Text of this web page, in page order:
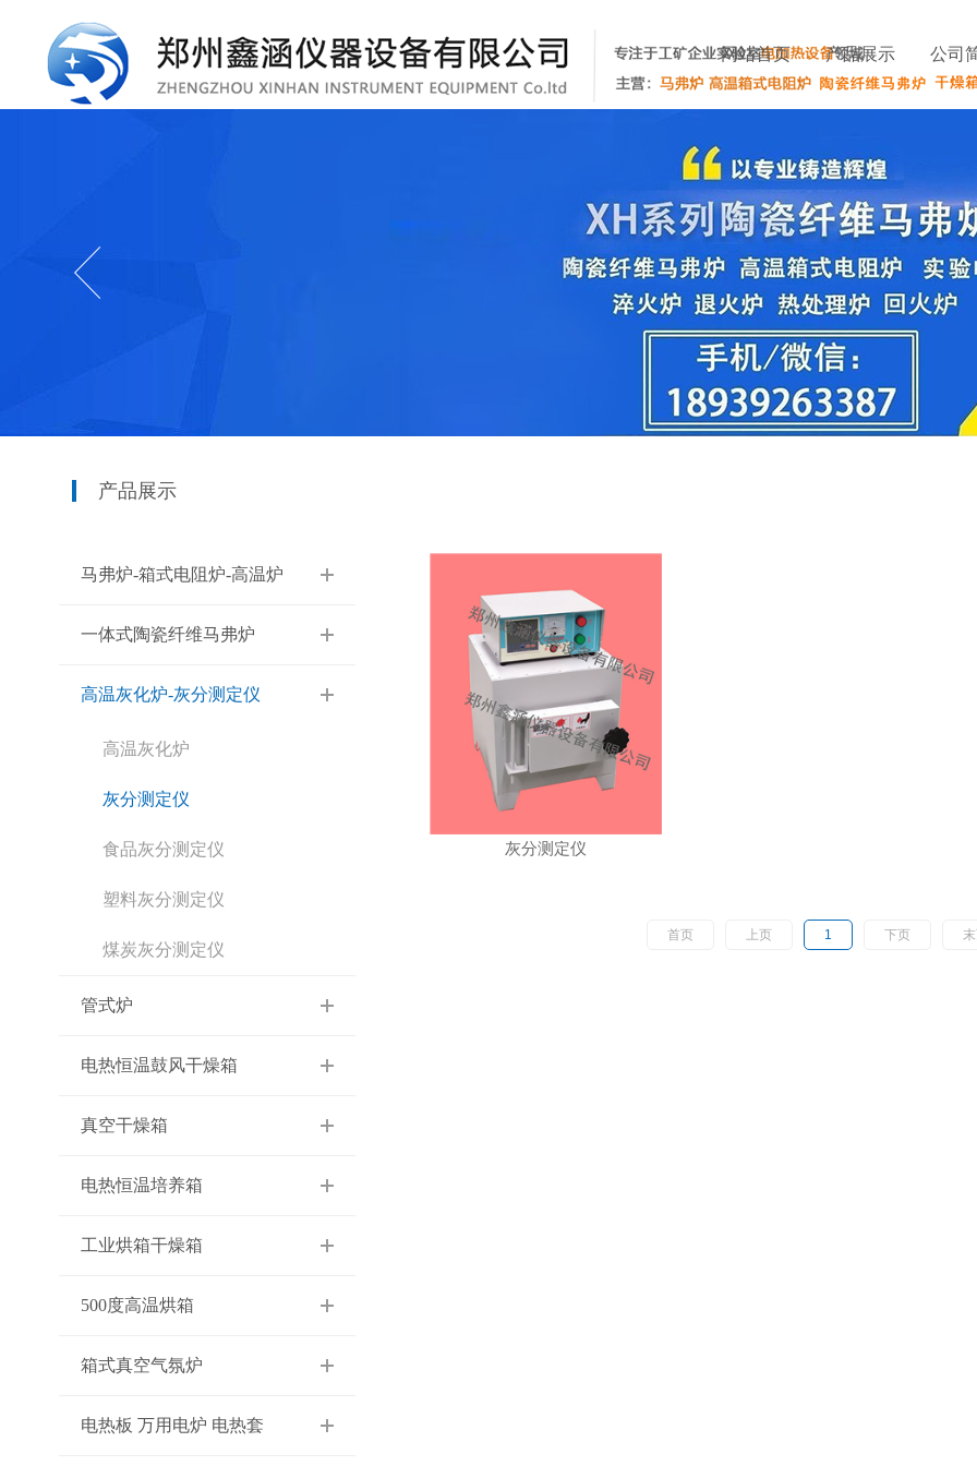
网站首页 产品展示 公司
产品展示
马弗炉-箱式电阻炉-高温炉
一体式陶瓷纤维马弗炉
高温灰化炉-灰分测定仪
高温灰化炉
灰分测定仪
食品灰分测定仪
塑料灰分测定仪
煤炭灰分测定仪
管式炉
电热恒温鼓风干燥箱
真空干燥箱
电热恒温培养箱
工业烘箱干燥箱
500度高温烘箱
箱式真空气氛炉
电热板 万用电炉 电热套
灰分测定仪
首页 上页 1 下页